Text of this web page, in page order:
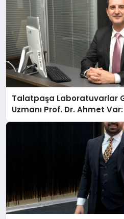
Talatpaşa Laboratuvarlar
Uzmanı Prof. Dr. Ahmet Var: